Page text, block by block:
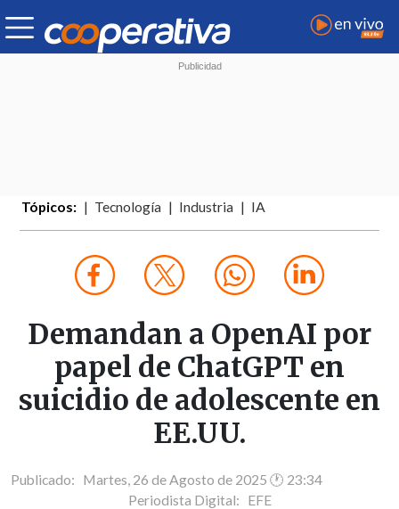
Tópicos: Tecnología Industria IA
Demandan a OpenAI por
papel de ChatGPT en
suicidio de adolescente en
EE.UU.
Publicado: Martes, 26 de Agosto de 2025 🕐 23:34
Periodista Digital: EFE